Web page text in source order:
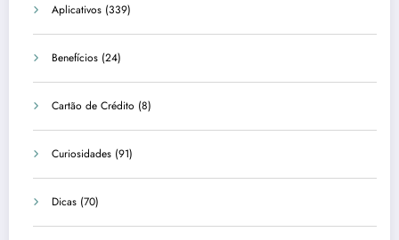
Aplicativos (339)
Benefícios (24)
Cartão de Crédito (8)
Curiosidades (91)
Dicas (70)